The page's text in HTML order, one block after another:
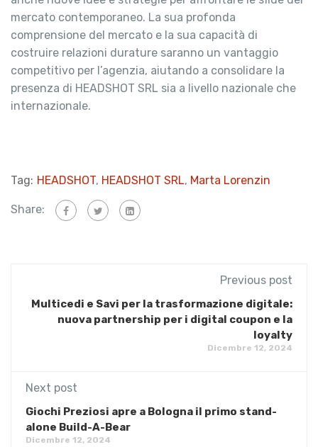
mercato contemporaneo. La sua profonda
comprensione del mercato e la sua capacità di
costruire relazioni durature saranno un vantaggio
competitivo per l’agenzia, aiutando a consolidare la
presenza di HEADSHOT SRL sia a livello nazionale che
internazionale.
Tag: HEADSHOT, HEADSHOT SRL, Marta Lorenzin
Share:
Previous post
Multicedi e Savi per la trasformazione digitale:
nuova partnership per i digital coupon e la
loyalty
Dicembre 12, 2024
Next post
Giochi Preziosi apre a Bologna il primo stand-
alone Build-A-Bear
Dicembre 12, 2024